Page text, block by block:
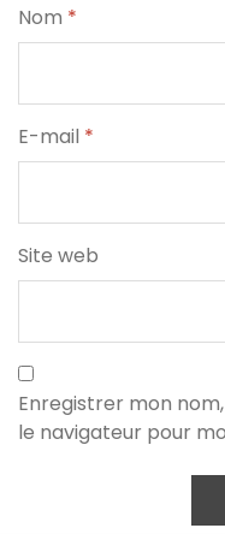
Nom *
E-mail *
Site web
Enregistrer mon
le navigateur pour